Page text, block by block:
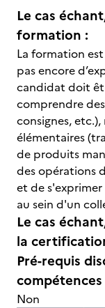
Le cas
formation :
La formation
pas encore
candidat doit
comprendre
consignes,
élémentaires
de produits
des opérations
et de
au sein d'un
Le cas
la
Pré-requis
compétences
Non